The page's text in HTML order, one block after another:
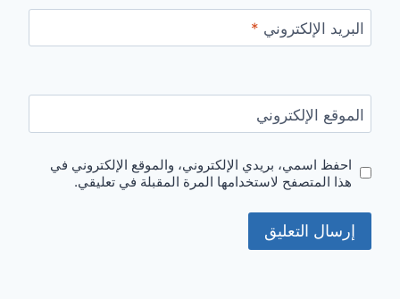
البريد الإلكتروني *
الموقع الإلكتروني
احفظ اسمي، بريدي الإلكتروني، والموقع الإلكتروني في
هذا المتصفح لاستخدامها المرة المقبلة في تعليقي.